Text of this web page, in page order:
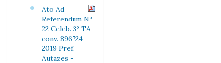
Ato Ad
Referendum Nº
22 Celeb. 3º TA
conv. 896724-
2019 Pref.
Autazes -